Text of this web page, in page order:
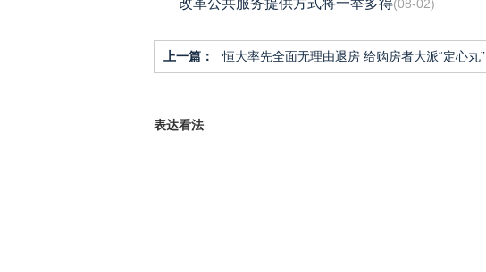
改革公共服务提供方式将一举多得(08-02)
上一篇： 恒大率先全面无理由退房 给购房者大派“定心丸”
表达看法